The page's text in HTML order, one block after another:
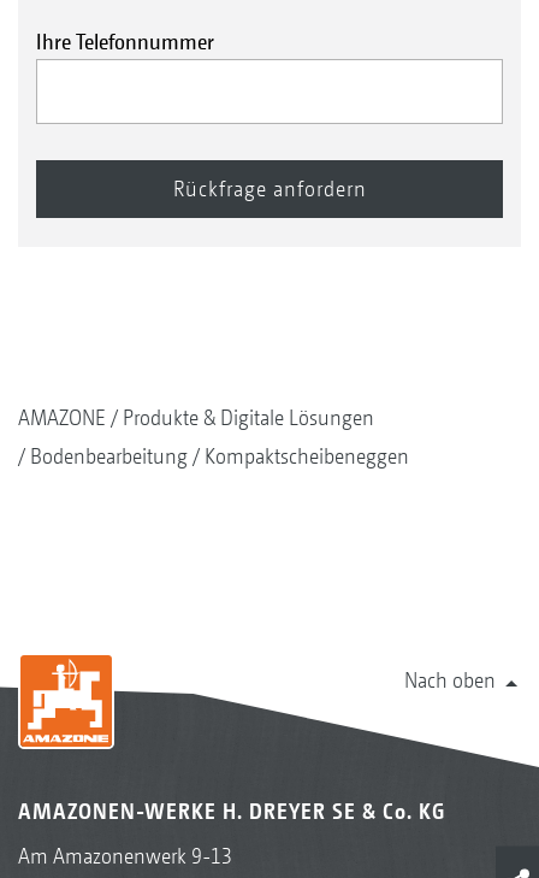
Ihre Telefonnummer
AMAZONE
Produkte & Digitale Lösungen
Bodenbearbeitung
Kompaktscheibeneggen
Nach oben
AMAZONEN-WERKE H. DREYER SE & Co. KG
Am Amazonenwerk 9-13